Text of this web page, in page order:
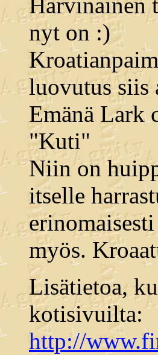
Harvinainen
nyt on :)
luovutus siis
Emänä Lark
"Kuti"
Niin on
itselle
myös.
Lisätietoa,
kotisivuilta:
http://